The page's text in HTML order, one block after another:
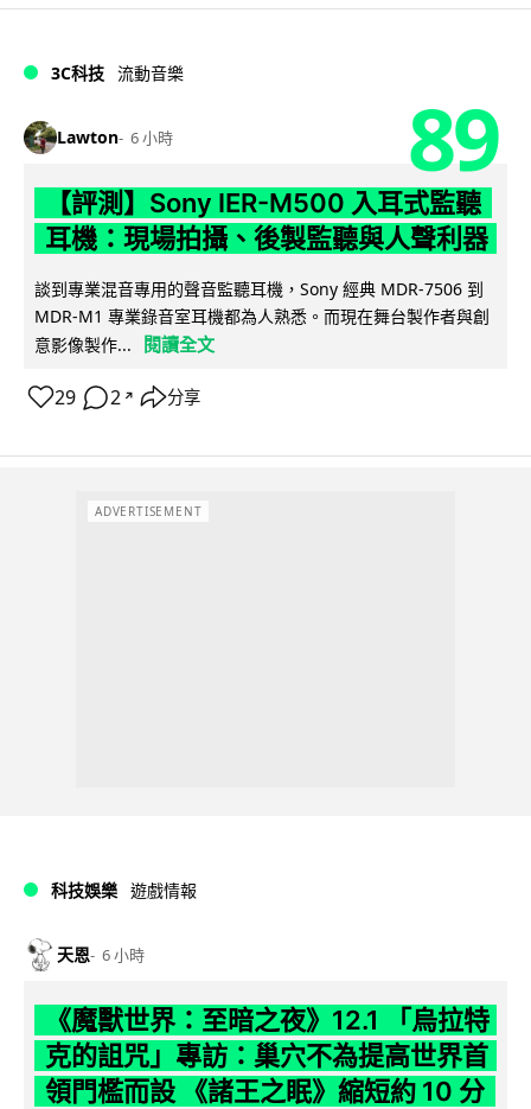
3C科技 流動音樂
Lawton 6 小時 89
【評測】Sony IER-M500 入耳式監聽
耳機：現場拍攝、後製監聽與人聲利器
談到專業混音專用的聲音監聽耳機，Sony 經典 MDR-7506 到
MDR-M1 專業錄音室耳機都為人熟悉。而現在舞台製作者與創
意影像製作...
閱讀全文
29 2 ↗ 分享
ADVERTISEMENT
科技娛樂 遊戲情報
天恩 6 小時
《魔獸世界：至暗之夜》12.1 「烏拉特
克的詛咒」專訪：巢穴不為提高世界首
領門檻而設 《諸王之眠》縮短約 10 分